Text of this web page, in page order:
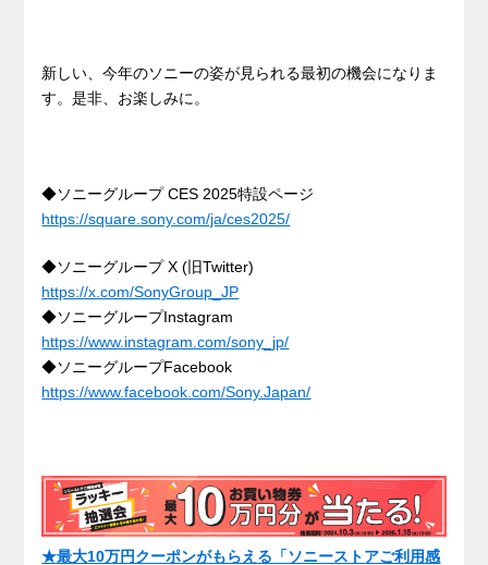
新しい、今年のソニーの姿が見られる最初の機会になりま
す。是非、お楽しみに。
◆ソニーグループ CES 2025特設ページ
https://square.sony.com/ja/ces2025/
◆ソニーグループ X (旧Twitter)
https://x.com/SonyGroup_JP
◆ソニーグループInstagram
https://www.instagram.com/sony_jp/
◆ソニーグループFacebook
https://www.facebook.com/Sony.Japan/
★最大10万円クーポンがもらえる「ソニーストアご利用感